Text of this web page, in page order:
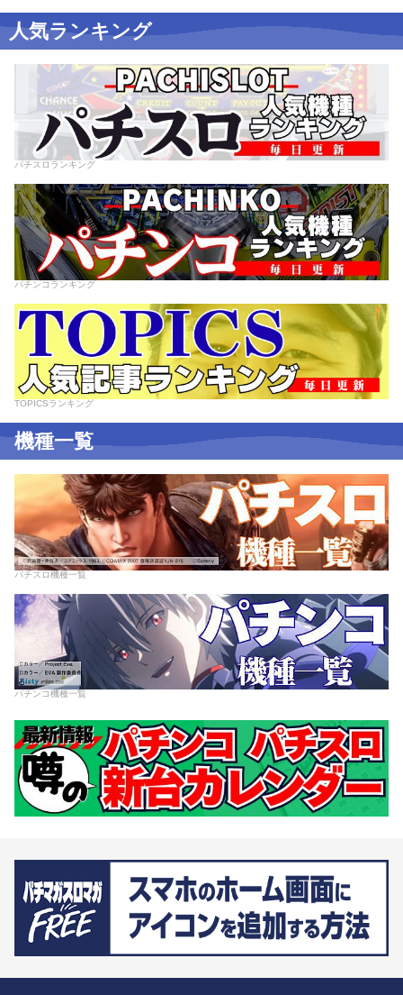
人気ランキング
パチスロランキング
パチンコランキング
TOPICSランキング
機種一覧
パチスロ機種一覧
パチンコ機種一覧